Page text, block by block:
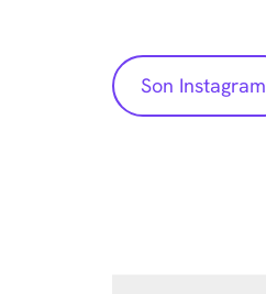
Son Instagram